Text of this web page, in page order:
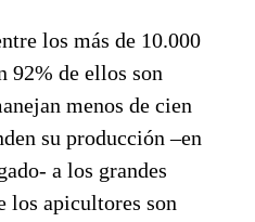
los más de 10.000
92% de ellos son
menos de cien
su producción –en
a los grandes
los apicultores son